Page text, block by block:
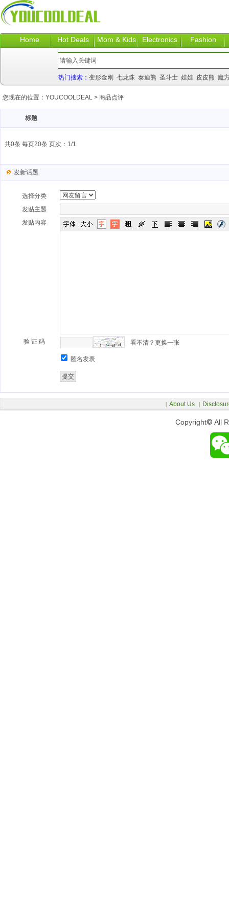
Home Hot Deals Mom & Kids Electronics Fashion
热门搜索： 变形金刚 七龙珠 泰迪熊 圣斗士 娃娃 皮皮熊 魔
您现在的位置： YOUCOOLDEAL > 商品点评
标题
共0条 每页20条 页次：1/1
发新话题
选择分类
发贴主题
发贴内容
验 证 码 看不清？更换一张
匿名发表
Copyright© All
| About Us |